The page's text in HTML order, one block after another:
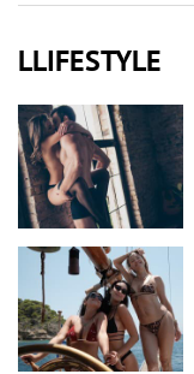
LLIFESTYLE